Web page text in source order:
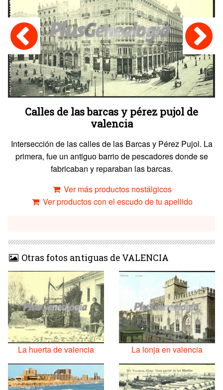
Calles de las barcas y pérez pujol de
valencia
Intersección de las calles de las Barcas y Pérez Pujol. La
primera, fue un antiguo barrio de pescadores donde se
fabricaban y reparaban las barcas.
Ver más productos nostálgicos
Ver productos con el escudo de tu apellido
Otras fotos antiguas de VALENCIA
La huerta de valencia La lonja en valencia